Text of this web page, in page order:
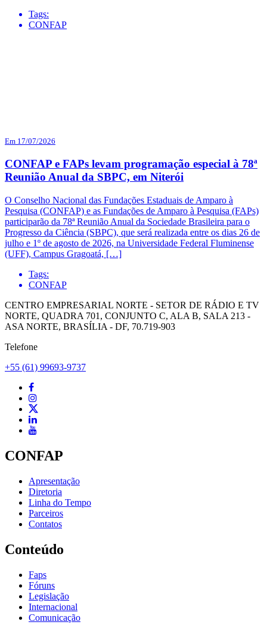
Tags:
CONFAP
Em 17/07/2026
CONFAP e FAPs levam programação especial à 78ª
Reunião Anual da SBPC, em Niterói
O Conselho Nacional das Fundações Estaduais de Amparo à
Pesquisa (CONFAP) e as Fundações de Amparo à Pesquisa (FAPs)
participarão da 78ª Reunião Anual da Sociedade Brasileira para o
Progresso da Ciência (SBPC), que será realizada entre os dias 26 de
julho e 1º de agosto de 2026, na Universidade Federal Fluminense
(UFF), Campus Gragoatá, […]
Tags:
CONFAP
CENTRO EMPRESARIAL NORTE - SETOR DE RÁDIO E TV
NORTE, QUADRA 701, CONJUNTO C, ALA B, SALA 213 -
ASA NORTE, BRASÍLIA - DF, 70.719-903
Telefone
+55 (61) 99693-9737
CONFAP
Apresentação
Diretoria
Linha do Tempo
Parceiros
Contatos
Conteúdo
Faps
Fóruns
Legislação
Internacional
Comunicação